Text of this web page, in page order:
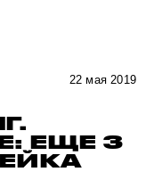
22 мая 2019
ЕЩЕ 3